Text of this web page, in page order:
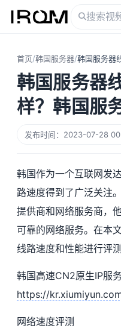
首页/韩国服务器/
韩国服务器
样？韩国服
发布时间：2023-07-28
韩国作为一个互联网发
路速度得到了广泛关注
提供商和网络服务商，
可靠的网络服务。在本
线路速度和性能进行评测
韩国高速CN2原生IP服务
https://
网络速度评测